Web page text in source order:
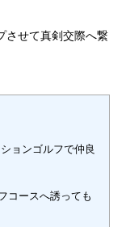
させて真剣交際へ繋
ョンゴルフで仲良
コースへ誘っても